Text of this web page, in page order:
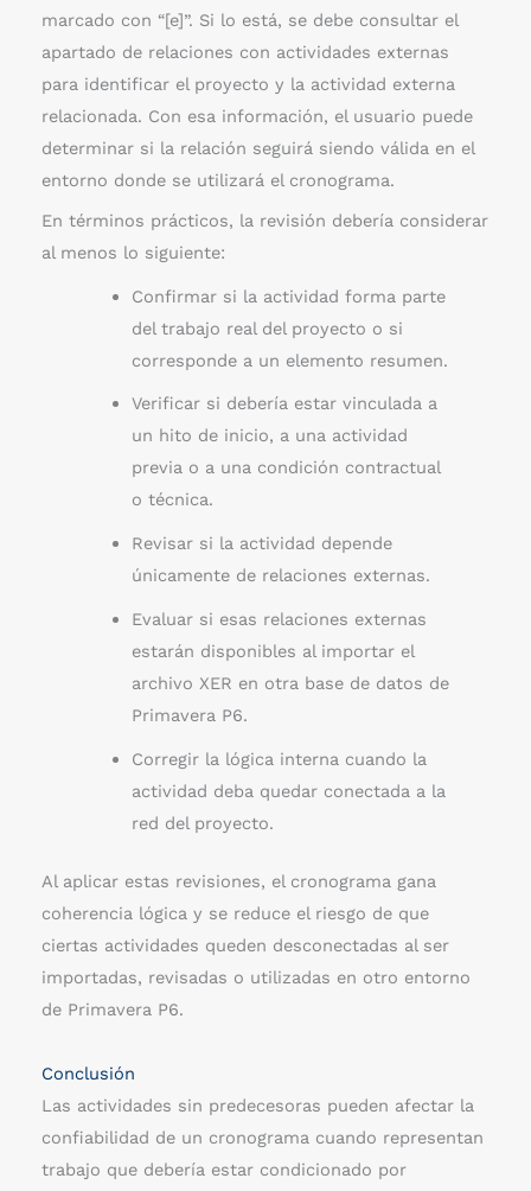
marcado con “[e]”. Si lo está, se debe consultar el
apartado de relaciones con actividades externas
para identificar el proyecto y la actividad externa
relacionada. Con esa información, el usuario puede
determinar si la relación seguirá siendo válida en el
entorno donde se utilizará el cronograma.
En términos prácticos, la revisión debería considerar
al menos lo siguiente:
Confirmar si la actividad forma parte
del trabajo real del proyecto o si
corresponde a un elemento resumen.
Verificar si debería estar vinculada a
un hito de inicio, a una actividad
previa o a una condición contractual
o técnica.
Revisar si la actividad depende
únicamente de relaciones externas.
Evaluar si esas relaciones externas
estarán disponibles al importar el
archivo XER en otra base de datos de
Primavera P6.
Corregir la lógica interna cuando la
actividad deba quedar conectada a la
red del proyecto.
Al aplicar estas revisiones, el cronograma gana
coherencia lógica y se reduce el riesgo de que
ciertas actividades queden desconectadas al ser
importadas, revisadas o utilizadas en otro entorno
de Primavera P6.
Conclusión
Las actividades sin predecesoras pueden afectar la
confiabilidad de un cronograma cuando representan
trabajo que debería estar condicionado por